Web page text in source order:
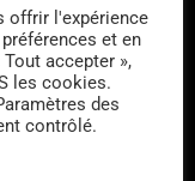
offrir l'expérience
et en
accepter »,
les cookies.
des
contrôlé.